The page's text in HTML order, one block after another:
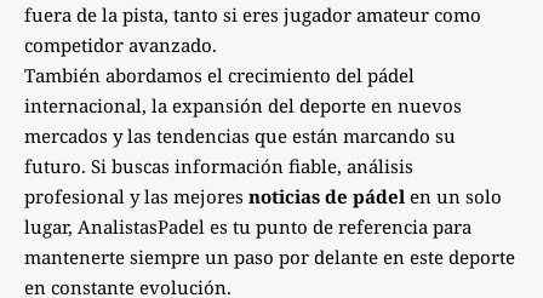
fuera de la pista, tanto si eres jugador amateur como
competidor avanzado.
También abordamos el crecimiento del pádel
internacional, la expansión del deporte en nuevos
mercados y las tendencias que están marcando su
futuro. Si buscas información fiable, análisis
profesional y las mejores noticias de pádel en un solo
lugar, AnalistasPadel es tu punto de referencia para
mantenerte siempre un paso por delante en este deporte
en constante evolución.